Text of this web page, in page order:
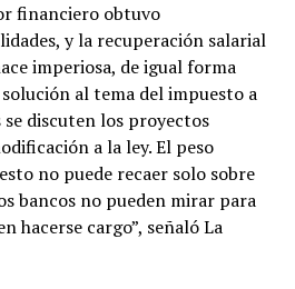
financiero obtuvo
y la recuperación salarial
imperiosa, de igual forma
al tema del impuesto a
discuten los proyectos
a la ley. El peso
no puede recaer solo sobre
bancos no pueden mirar para
hacerse cargo”, señaló La